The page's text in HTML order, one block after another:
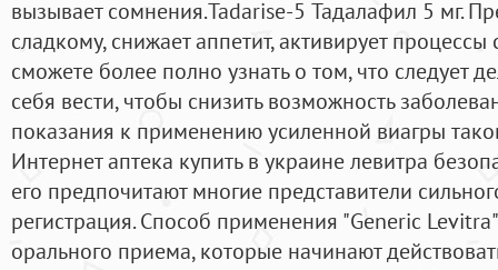
вызывает сомнения.Tadarise-5 Тадалафил 5 мг.
сладкому, снижает аппетит, активирует
сможете более полно узнать о том, что следует
себя вести, чтобы снизить возможность
показания к применению усиленной виагры
Интернет аптека купить в украине левитра
его предпочитают многие представители
регистрация. Способ применения "Generic
орального приема, которые начинают